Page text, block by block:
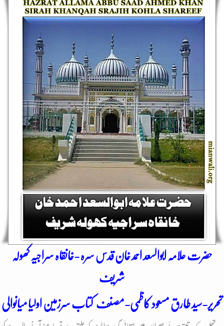
حضرت علامہ ابوالسعد احمد خان قدس سرہ -خانقاہ سراجیہ کھولہ
شریف
تحریر-سید طارق مسعود کاظمی-مصنف کتاب سرزمین اولیا میانوالی